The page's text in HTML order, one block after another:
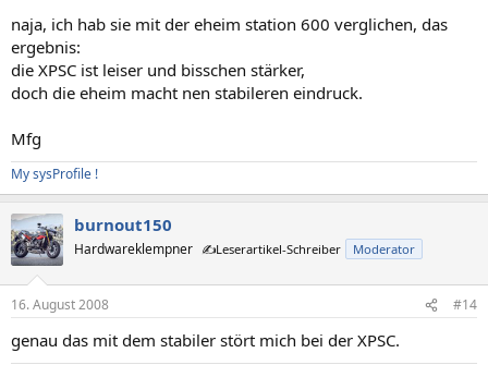
naja, ich hab sie mit der eheim station 600 verglichen, das
ergebnis:
die XPSC ist leiser und bisschen stärker,
doch die eheim macht nen stabileren eindruck.
Mfg
My sysProfile !
burnout150
Hardwareklempner ✍️Leserartikel-Schreiber Moderator
16. August 2008 #14
genau das mit dem stabiler stört mich bei der XPSC.